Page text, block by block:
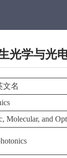
光学与光
文名
Molecular, and